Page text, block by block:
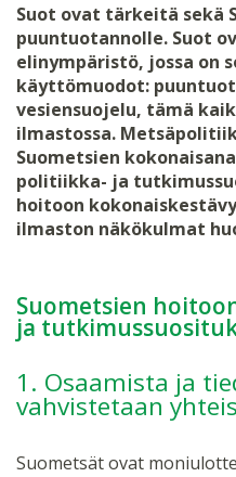
Suot ovat tärkeitä sekä
puuntuotannolle. Suot
elinympäristö, jossa on
käyttömuodot:
vesiensuojelu, tämä
ilmastossa.
Suometsien
politiikka- ja
hoitoon
ilmaston näkökulmat
Suometsien
ja
1. Osaamista ja
vahvistetaan
Suometsät ovat